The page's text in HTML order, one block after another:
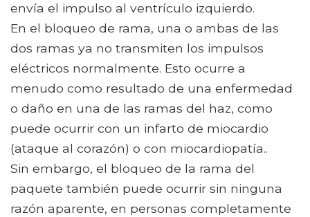
envía el impulso al ventrículo izquierdo.
En el bloqueo de rama, una o ambas de las
dos ramas ya no transmiten los impulsos
eléctricos normalmente. Esto ocurre a
menudo como resultado de una enfermedad
o daño en una de las ramas del haz, como
puede ocurrir con un infarto de miocardio
(ataque al corazón) o con miocardiopatía..
Sin embargo, el bloqueo de la rama del
paquete también puede ocurrir sin ninguna
razón aparente, en personas completamente